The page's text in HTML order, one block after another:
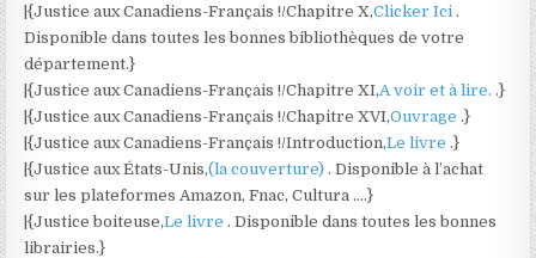
|{Justice aux Canadiens-Français !/Chapitre X,Clicker Ici.
Disponible dans toutes les bonnes bibliothèques de votre
département.}
|{Justice aux Canadiens-Français !/Chapitre XI,A voir et à lire..}
|{Justice aux Canadiens-Français !/Chapitre XVI,Ouvrage.}
|{Justice aux Canadiens-Français !/Introduction,Le livre.}
|{Justice aux États-Unis,(la couverture). Disponible à l’achat
sur les plateformes Amazon, Fnac, Cultura ….}
|{Justice boiteuse,Le livre. Disponible dans toutes les bonnes
librairies.}